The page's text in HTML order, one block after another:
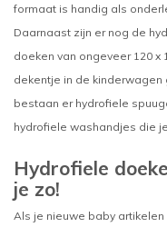
formaat is handig als
Daarnaast zijn er nog de
doeken van ongeveer 120 x
dekentje in de
bestaan er hydrofiele
hydrofiele washandjes die
Hydrofiele
je zo!
Als je nieuwe baby